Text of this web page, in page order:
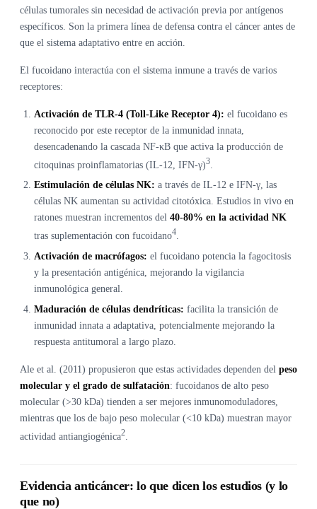
células tumorales sin necesidad de activación previa por antígenos
específicos. Son la primera línea de defensa contra el cáncer antes de
que el sistema adaptativo entre en acción.
El fucoidano interactúa con el sistema inmune a través de varios
receptores:
Activación de TLR-4 (Toll-Like Receptor 4): el fucoidano es
reconocido por este receptor de la inmunidad innata,
desencadenando la cascada NF-κB que activa la producción de
citoquinas proinflamatorias (IL-12, IFN-γ)3
Estimulación de células NK: a través de IL-12 e IFN-γ, las
células NK aumentan su actividad citotóxica. Estudios in vivo en
ratones muestran incrementos del 40-80% en la actividad NK
tras suplementación con fucoidano4
Activación de macrófagos: el fucoidano potencia la fagocitosis
y la presentación antigénica, mejorando la vigilancia
inmunológica general.
Maduración de células dendríticas: facilita la transición de
inmunidad innata a adaptativa, potencialmente mejorando la
respuesta antitumoral a largo plazo.
Ale et al. (2011) propusieron que estas actividades dependen del peso
molecular y el grado de sulfatación: fucoidanos de alto peso
molecular (>30 kDa) tienden a ser mejores inmunomoduladores,
mientras que los de bajo peso molecular (<10 kDa) muestran mayor
actividad antiangiogénica2
Evidencia anticáncer: lo que dicen los estudios (y lo
que no)